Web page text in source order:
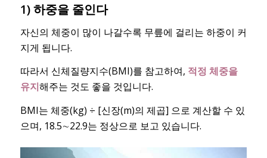
1) 하중을 줄인다
자신의 체중이 많이 나갈수록 무릎에 걸리는 하중이 커
지게 됩니다.
따라서 신체질량지수(BMI)를 참고하여, 적정 체중을
유지해주는 것도 좋을 것입니다.
BMI는 체중(kg) ÷ [신장(m)의 제곱] 으로 계산할 수 있
으며, 18.5∼22.9는 정상으로 보고 있습니다.